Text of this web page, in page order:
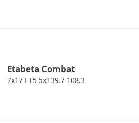
Etabeta Combat
7x17 ET5 5x139.7 108.3